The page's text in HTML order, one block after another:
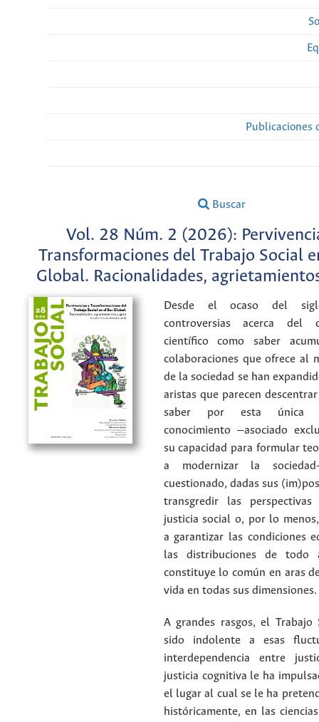
Publicaciones
Buscar
Vol. 28 Núm. 2 (2026):
Transformaciones del Trabajo Social
Global. Racionalidades,
Desde el ocaso del
controversias acerca del
científico como saber
colaboraciones que ofrece al
de la sociedad se han
aristas que parecen
saber por esta única
conocimiento —asociado
su capacidad para formular
a modernizar la
cuestionado, dadas sus
transgredir las
justicia social o, por lo
a garantizar las condiciones
las distribuciones de todo
constituye lo común en aras
vida en todas sus dimensiones.
A grandes rasgos, el Trabajo
sido indolente a esas
interdependencia entre
justicia cognitiva le ha
el lugar al cual se le ha
históricamente, en las